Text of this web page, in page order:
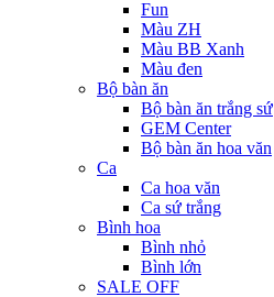
Fun
Màu ZH
Màu BB Xanh
Màu đen
Bộ bàn ăn
Bộ bàn ăn trắng sứ
GEM Center
Bộ bàn ăn hoa văn
Ca
Ca hoa văn
Ca sứ trắng
Bình hoa
Bình nhỏ
Bình lớn
SALE OFF